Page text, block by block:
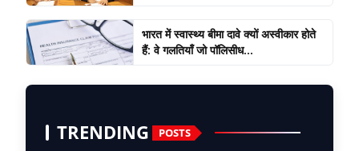
भारत में स्वास्थ्य बीमा दावे क्यों अस्वीकार होते
हैं: वे गलतियाँ जो पॉलिसीध...
TRENDING POSTS